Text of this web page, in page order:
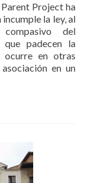
Project ha
la ley, al
del
padecen la
en otras
en un